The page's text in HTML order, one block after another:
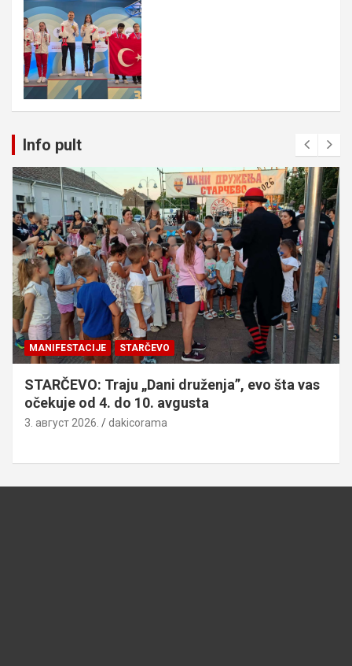
Info pult
MANIFESTACIJE STARČEVO
STARČEVO: Traju „Dani druženja”, evo šta vas
očekuje od 4. do 10. avgusta
3. август 2026. dakicorama